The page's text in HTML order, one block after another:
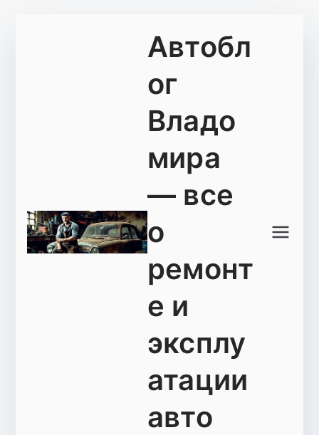
Автобл
ог
Владо
мира
— все
о
ремонт
е и
эксплу
атации
авто